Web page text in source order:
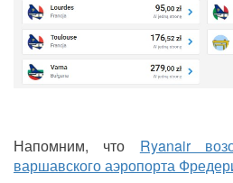
Напомним, что Ryanair
варшавского аэропорта